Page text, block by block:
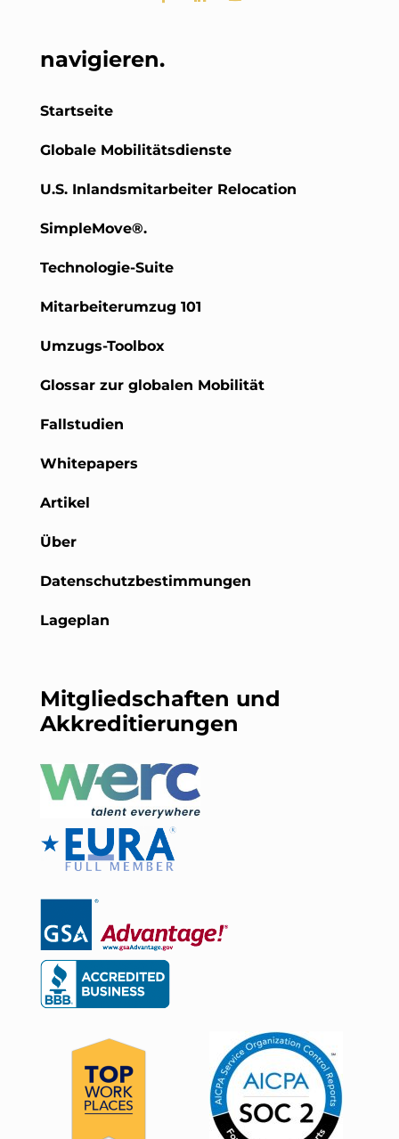
navigieren.
Startseite
Globale Mobilitätsdienste
U.S. Inlandsmitarbeiter Relocation
SimpleMove®.
Technologie-Suite
Mitarbeiterumzug 101
Umzugs-Toolbox
Glossar zur globalen Mobilität
Fallstudien
Whitepapers
Artikel
Über
Datenschutzbestimmungen
Lageplan
Mitgliedschaften und
Akkreditierungen